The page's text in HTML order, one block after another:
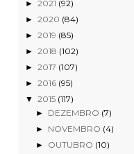
►2021 (92)
►2020 (84)
►2019 (85)
►2018 (102)
►2017 (107)
►2016 (95)
▼2015 (117)
► DEZEMBRO (7)
► NOVEMBRO (4)
► OUTUBRO (10)